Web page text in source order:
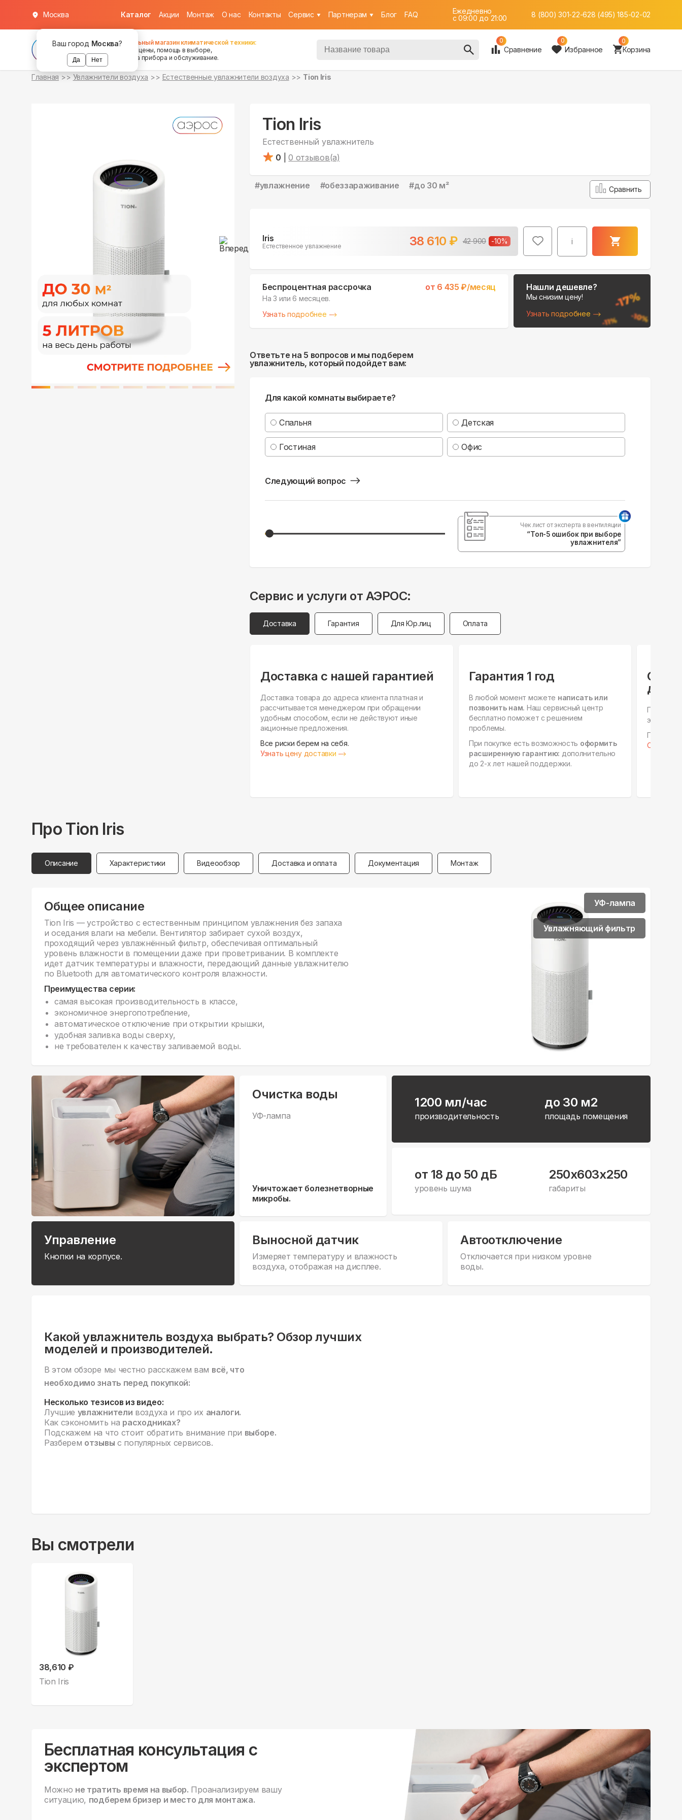
Ваш город Москва?
Да Нет
Москва Каталог Акции Монтаж О нас Контакты Cервис Партнерам Блог FAQ
Ежедневно
c 09:00 до 21:00
8 (800) 301-22-628 (495) 185-02-02
Федеральный магазин климатической техники:
хорошие цены, помощь в выборе,
установка прибора и обслуживание.
0
Сравнение
0
Избранное
0
Корзина
Главная Увлажнители воздуха Естественные увлажнители воздуха Tion Iris
Tion Iris
Естественный увлажнитель
0
0 отзывов(а)
#увлажнение #обеззараживание #до 30 м² Сравнить
Iris
Естественное увлажнение 38 610 ₽ 42 900 -10% i
в наличии
Беспроцентная рассрочка от 6 435 ₽/месяц
На 3 или 6 месяцев.
Узнать подробнее
Нашли дешевле?
Мы снизим цену!
Узнать подробнее
Ответьте на 5 вопросов и мы подберем
увлажнитель, который подойдет вам:
Для какой комнаты выбираете?
Спальня Детская
Гостиная Офис
Следующий вопрос
Чек лист от эксперта в вентиляции
“Топ-5 ошибок при выборе
увлажнителя”
Сервис и услуги от АЭРОС:
Доставка Гарантия Для Юр.лиц Оплата
Доставка с нашей гарантией
Доставка товара до адреса клиента платная и
рассчитывается менеджером при обращении
удобным способом, если не действуют иные
акционные предложения.
Все риски берем на себя.
Узнать цену доставки
Гарантия 1 год
В любой момент можете написать или
позвонить нам. Наш сервисный центр
бесплатно поможет с решением
проблемы.
При покупке есть возможность оформить
расширенную гарантию: дополнительно
до 2-х лет нашей поддержки.
для
этапах,
Готовы к
Про Tion Iris
Описание Характеристики Видеообзор Доставка и оплата Документация Монтаж
Общее описание
Tion Iris — устройство с естественным принципом увлажнения без запаха
и оседания влаги на мебели. Вентилятор забирает сухой воздух,
проходящий через увлажнённый фильтр, обеспечивая оптимальный
уровень влажности в помещении даже при проветривании. В комплекте
идет датчик температуры и влажности, передающий данные увлажнителю
по Bluetooth для автоматического контроля влажности.
Преимущества серии:
самая высокая производительность в классе,
экономичное энергопотребление,
автоматическое отключение при открытии крышки,
удобная заливка воды сверху,
не требователен к качеству заливаемой воды.
УФ-лампа
Увлажняющий фильтр
Очистка воды
УФ-лампа
Уничтожает болезнетворные
микробы.
1200 мл/час
производительность
до 30 м2
площадь помещения
от 18 до 50 дБ
уровень шума
250x603x250
габариты
Управление
Кнопки на корпусе.
Выносной датчик
Измеряет температуру и влажность
воздуха, отображая на дисплее.
Автоотключение
Отключается при низком уровне
воды.
Какой увлажнитель воздуха выбрать? Обзор лучших
моделей и производителей.
В этом обзоре мы честно расскажем вам всё, что
необходимо знать перед покупкой:
Несколько тезисов из видео:
Лучшие увлажнители воздуха и про их аналоги.
Как сэкономить на расходниках?
Подскажем на что стоит обратить внимание при выборе.
Разберем отзывы с популярных сервисов.
Вы смотрели
38,610 ₽
Tion Iris
Бесплатная консультация с
экспертом
Можно не тратить время на выбор. Проанализируем вашу
ситуацию, подберем бризер и место для монтажа.